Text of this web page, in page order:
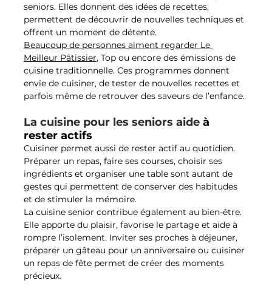
seniors. Elles donnent des idées de recettes,
permettent de découvrir de nouvelles techniques et
offrent un moment de détente.
Beaucoup de personnes aiment regarder Le
Meilleur Pâtissier, Top ou encore des émissions de
cuisine traditionnelle. Ces programmes donnent
envie de cuisiner, de tester de nouvelles recettes et
parfois même de retrouver des saveurs de l’enfance.
La cuisine pour les seniors aide à
rester actifs
Cuisiner permet aussi de rester actif au quotidien.
Préparer un repas, faire ses courses, choisir ses
ingrédients et organiser une table sont autant de
gestes qui permettent de conserver des habitudes
et de stimuler la mémoire.
La cuisine senior contribue également au bien-être.
Elle apporte du plaisir, favorise le partage et aide à
rompre l’isolement. Inviter ses proches à déjeuner,
préparer un gâteau pour un anniversaire ou cuisiner
un repas de fête permet de créer des moments
précieux.